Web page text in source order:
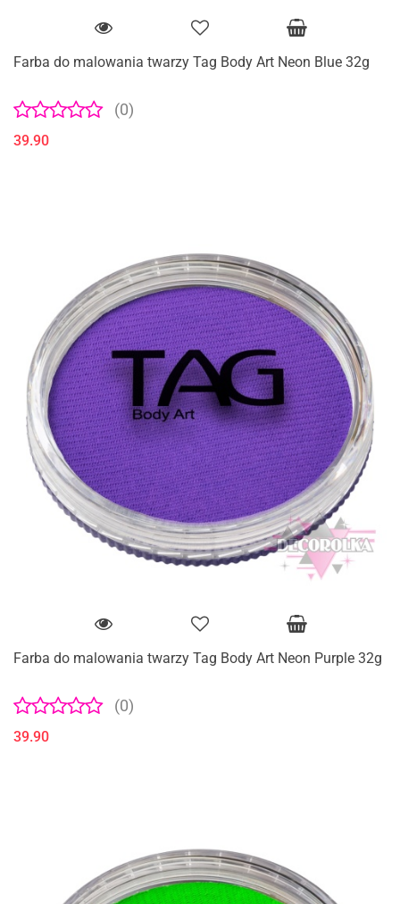
Farba do malowania twarzy Tag Body Art Neon Blue 32g
(0)
39.90
Farba do malowania twarzy Tag Body Art Neon Purple 32g
(0)
39.90